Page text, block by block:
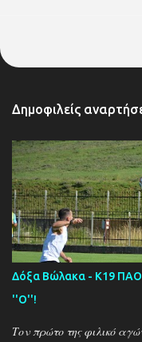
Δημοφιλείς
Δόξα Βώλακα - Κ19
''Ο''!
Τον πρώτο της φιλικό